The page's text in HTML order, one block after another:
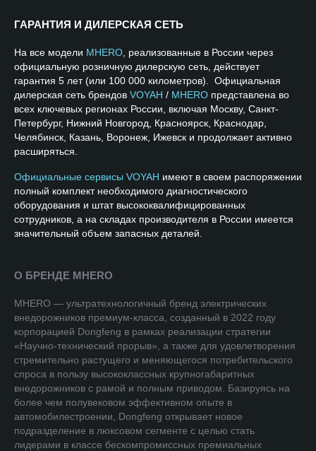
ГАРАНТИЯ И ДИЛЕРСКАЯ СЕТЬ
На все модели MHERO , реализованные в России через
официальную розничную дилерскую сеть, действует
гарантия 5 лет (или 100 000 километров). Официальная
дилерская сеть брендов VOYAH / MHERO представлена во
всех ключевых регионах России, включая Москву, Санкт-
Петербург, Нижний Новгород, Красноярск, Краснодар,
Челябинск, Казань, Воронеж, Ижевск и продолжает активно
расширяться.
Официальные сервисы VOYAH имеют в своем распоряжении
полный комплект необходимого диагностического
оборудования и штат высококвалифицированных
сотрудников, а на складах производителя в России имеется
значительный объем запасных деталей.
О БРЕНДЕ MHERO
MHERO — ультратехнологичный бренд электрических
внедорожников премиум-класса, созданный в 2022 году
корпорацией Dongfeng в рамках реализации стратегии
«Научно-технический прорыв», а также для удовлетворения
стремительно растущего и меняющегося потребительского
спроса в пользу высококлассных крупногабаритных
внедорожников с рамой и полным приводом. Базируясь на
более чем полувековом эффективном опыте в
автомобилестроении, Dongfeng открывает новое
подразделение в люксовом сегменте с целью стать
лидерами в классе бескомпромиссных премиальных